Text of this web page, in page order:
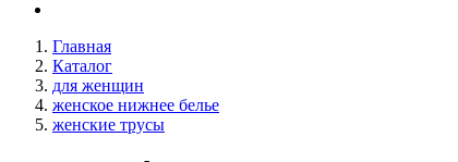
Главная
Каталог
для женщин
женское нижнее белье
женские трусы